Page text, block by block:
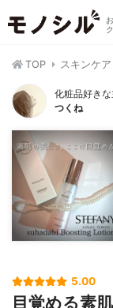
TOP スキンケア
化粧品好き
つくね
5.00
目覚める素